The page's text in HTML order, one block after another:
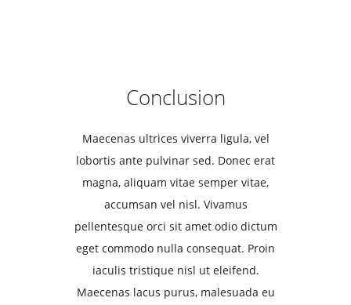
Conclusion
Maecenas ultrices viverra ligula, vel
lobortis ante pulvinar sed. Donec erat
magna, aliquam vitae semper vitae,
accumsan vel nisl. Vivamus
pellentesque orci sit amet odio dictum
eget commodo nulla consequat. Proin
iaculis tristique nisl ut eleifend.
Maecenas lacus purus, malesuada eu